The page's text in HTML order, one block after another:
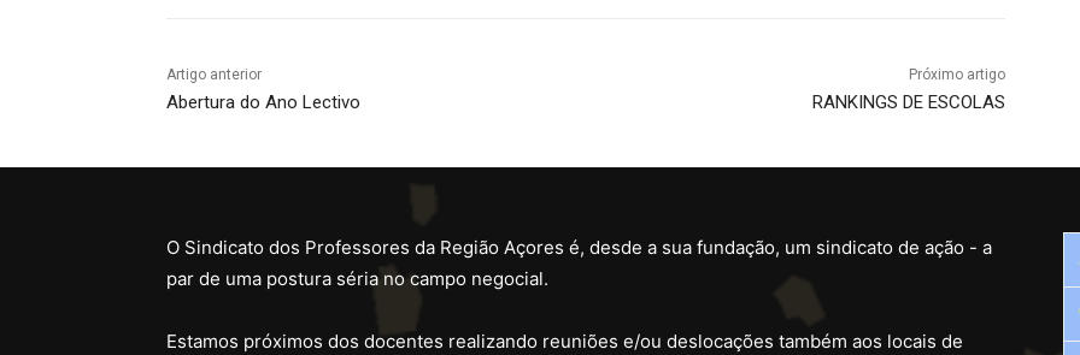
Artigo anterior
Abertura do Ano Lectivo
Próximo artigo
RANKINGS DE ESCOLAS
O Sindicato dos Professores da Região Açores é, desde a sua fundação, um sindicato de ação - a
par de uma postura séria no campo negocial.
Estamos próximos dos docentes realizando reuniões e/ou deslocações também aos locais de